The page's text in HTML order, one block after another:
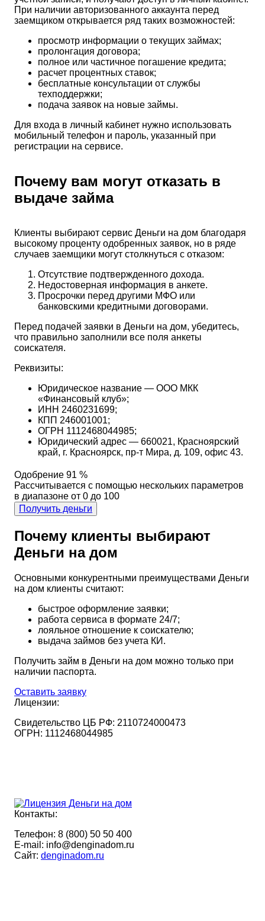
При наличии авторизованного аккаунта перед
заемщиком открывается ряд таких возможностей:
просмотр информации о текущих займах;
пролонгация договора;
полное или частичное погашение кредита;
расчет процентных ставок;
бесплатные консультации от службы
техподдержки;
подача заявок на новые займы.
Для входа в личный кабинет нужно использовать
мобильный телефон и пароль, указанный при
регистрации на сервисе.
Почему вам могут отказать в
выдаче займа
Клиенты выбирают сервис Деньги на дом благодаря
высокому проценту одобренных заявок, но в ряде
случаев заемщики могут столкнуться с отказом:
Отсутствие подтвержденного дохода.
Недостоверная информация в анкете.
Просрочки перед другими МФО или
банковскими кредитными договорами.
Перед подачей заявки в Деньги на дом, убедитесь,
что правильно заполнили все поля анкеты
соискателя.
Реквизиты:
Юридическое название — ООО МКК
«Финансовый клуб»;
ИНН 2460231699;
КПП 246001001;
ОГРН 1112468044985;
Юридический адрес — 660021, Красноярский
край, г. Красноярск, пр-т Мира, д. 109, офис 43.
Одобрение 91 %
Рассчитывается с помощью нескольких параметров
в диапазоне от 0 до 100
Получить деньги
Почему клиенты выбирают
Деньги на дом
Основными конкурентными преимуществами Деньги
на дом клиенты считают:
быстрое оформление заявки;
работа сервиса в формате 24/7;
лояльное отношение к соискателю;
выдача займов без учета КИ.
Получить займ в Деньги на дом можно только при
наличии паспорта.
Оставить заявку
Лицензии:
Свидетельство ЦБ РФ: 2110724000473
ОГРН: 1112468044985
Контакты:
Телефон: 8 (800) 50 50 400
E-mail: info@denginadom.ru
Cайт: denginadom.ru